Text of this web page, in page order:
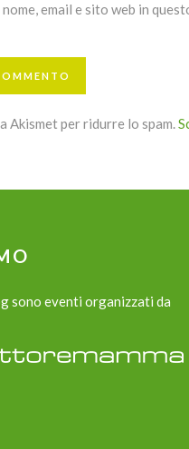
email e sito web in
Akismet per ridurre lo spam.
sono eventi organizzati da